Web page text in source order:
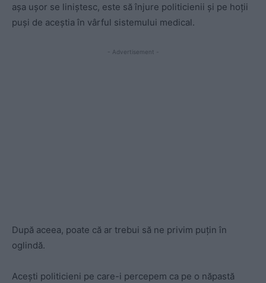
așa ușor se liniștesc, este să înjure politicienii și pe hoții
puși de aceștia în vârful sistemului medical.
- Advertisement -
După aceea, poate că ar trebui să ne privim puțin în
oglindă.
Acești politicieni pe care-i percepem ca pe o năpastă